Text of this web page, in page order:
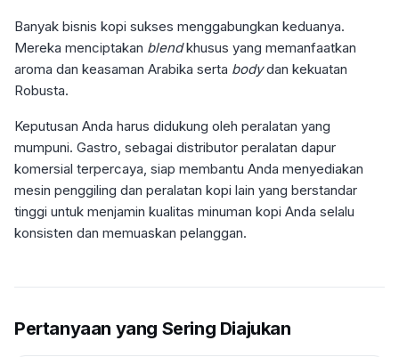
Banyak bisnis kopi sukses menggabungkan keduanya.
Mereka menciptakan blendkhusus yang memanfaatkan
aroma dan keasaman Arabika serta bodydan kekuatan
Robusta.
Keputusan Anda harus didukung oleh peralatan yang
mumpuni. Gastro, sebagai distributor peralatan dapur
komersial terpercaya, siap membantu Anda menyediakan
mesin penggiling dan peralatan kopi lain yang berstandar
tinggi untuk menjamin kualitas minuman kopi Anda selalu
konsisten dan memuaskan pelanggan.
Pertanyaan yang Sering Diajukan